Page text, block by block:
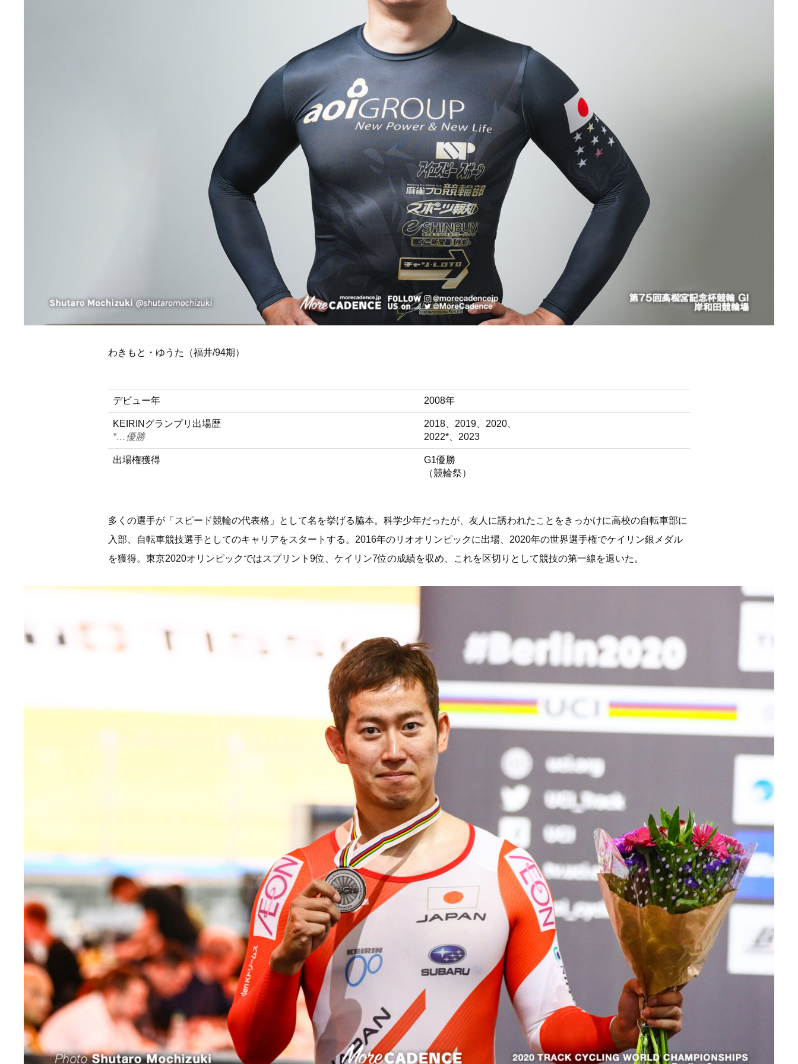
わきもと・ゆうた（福井/94期）
デビュー年 2008年
KEIRINグランプリ出場歴
*…優勝
2018、2019、2020、
2022*、2023
出場権獲得
G1優勝
（競輪祭）
多くの選手が「スピード競輪の代表格」として名を挙げる脇本。科学少年だったが、友人に誘われたことをきっかけに高校の自転車部に
入部、自転車競技選手としてのキャリアをスタートする。2016年のリオオリンピックに出場、2020年の世界選手権でケイリン銀メダル
を獲得。東京2020オリンピックではスプリント9位、ケイリン7位の成績を収め、これを区切りとして競技の第一線を退いた。